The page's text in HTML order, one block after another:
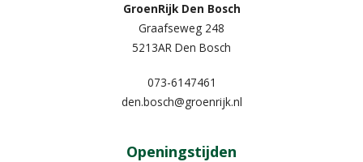
GroenRijk Den Bosch
Graafseweg 248
5213AR Den Bosch
073-6147461
den.bosch@groenrijk.nl
Openingstijden